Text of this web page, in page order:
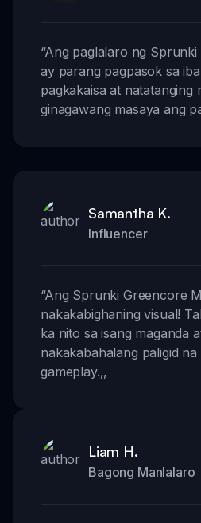
“Ang paglalaro ng Sprunki
ay parang pagpasok sa
pagkakaisa at natatanging
ginagawang masaya ang
Samantha K.
Influencer
“Ang Sprunki Greencore
nakakabighaning visual!
ka nito sa isang maganda
nakakabahalang paligid
gameplay.,,
Liam H.
Bagong Manlalaro